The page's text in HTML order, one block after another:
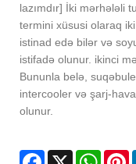
lazımdır] İki mərhələli
termini xüsusi olaraq
istinad edə bilər və
istifadə olunur. ikinci
Bununla belə,
intercooler və şarj-
olunur.
Facebook
X